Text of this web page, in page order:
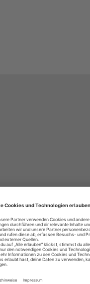
Einstellungen